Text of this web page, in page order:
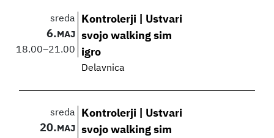
sreda
6.MAJ
18.00–21.00
Kontrolerji | Ustvari
svojo walking sim
igro
Delavnica
sreda
20.MAJ
Kontrolerji | Ustvari
svojo walking sim